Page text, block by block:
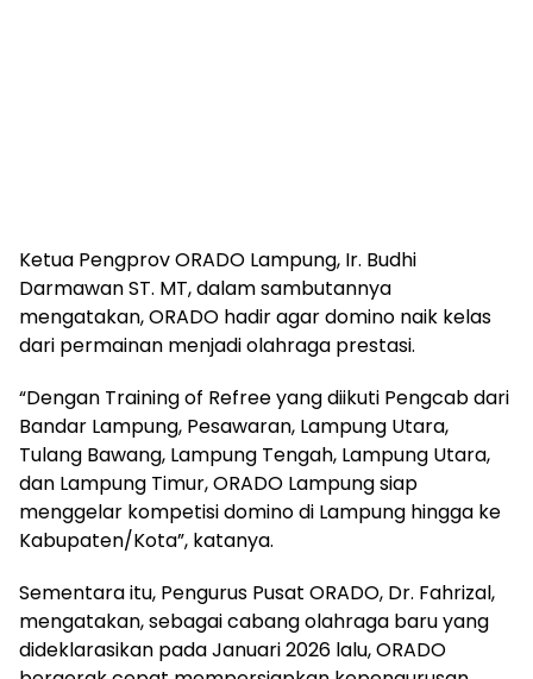
Ketua Pengprov ORADO Lampung, Ir. Budhi
Darmawan ST. MT, dalam sambutannya
mengatakan, ORADO hadir agar domino naik kelas
dari permainan menjadi olahraga prestasi.
“Dengan Training of Refree yang diikuti Pengcab dari
Bandar Lampung, Pesawaran, Lampung Utara,
Tulang Bawang, Lampung Tengah, Lampung Utara,
dan Lampung Timur, ORADO Lampung siap
menggelar kompetisi domino di Lampung hingga ke
Kabupaten/Kota”, katanya.
Sementara itu, Pengurus Pusat ORADO, Dr. Fahrizal,
mengatakan, sebagai cabang olahraga baru yang
dideklarasikan pada Januari 2026 lalu, ORADO